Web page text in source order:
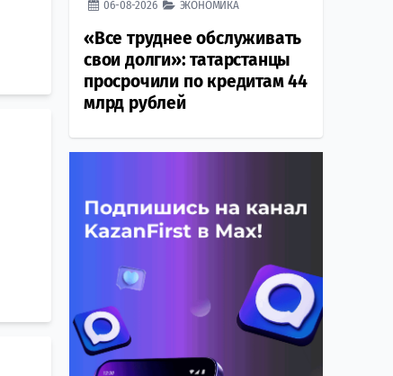
06-08-2026 ЭКОНОМИКА
«Все труднее обслуживать
свои долги»: татарстанцы
просрочили по кредитам 44
млрд рублей